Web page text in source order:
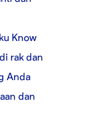
Know
rak dan
Anda
dan